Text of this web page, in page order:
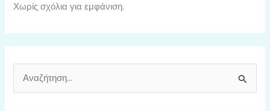
Χωρίς σχόλια για εμφάνιση.